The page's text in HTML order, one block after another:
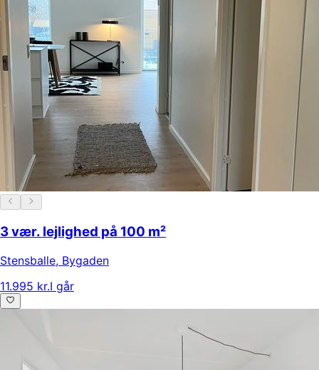
3 vær. lejlighed på 100 m²
Stensballe, Bygaden
11.995 kr.I går